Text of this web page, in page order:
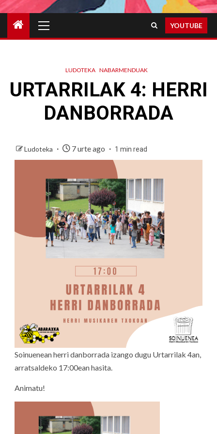
Menu
YOUTUBE
LUDOTEKA NABARMENDUAK
URTARRILAK 4: HERRI
DANBORRADA
Ludoteka 7 urte ago 1 min read
Soinuenean herri danborrada izango dugu Urtarrilak 4an,
arratsaldeko 17:00ean hasita.
Animatu!